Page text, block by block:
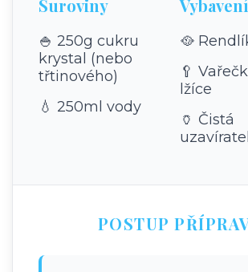
Suroviny
🍚 250g cukru
krystal (nebo
třtinového)
💧 250ml vody
Vybavení
🥘
🥄
lžíce
🏺 Čistá
POSTUP